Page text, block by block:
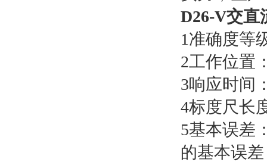
D26-V交直
1准确度等
2工作位置
3响应时间
4标度尺长
5基本误差
的基本误